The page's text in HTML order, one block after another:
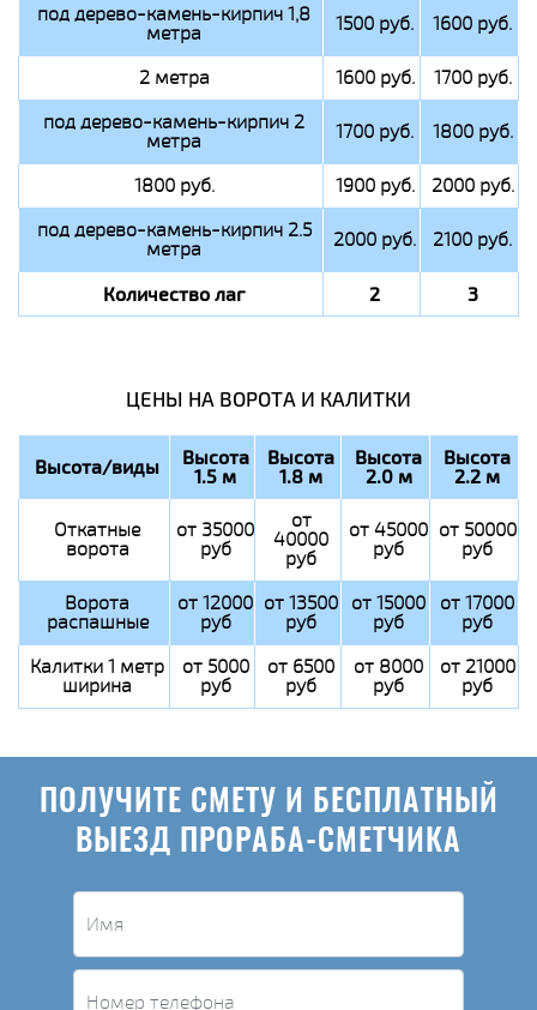
под дерево-камень-кирпич 1,8
метра 1500 руб. 1600 руб.
2 метра 1600 руб.
1700 руб.
под дерево-камень-кирпич 2
метра 1700 руб. 1800 руб.
1800 руб. 1900 руб.
2000 руб.
под дерево-камень-кирпич 2.5
метра 2000 руб. 2100 руб.
Количество лаг 2 3
ЦЕНЫ НА ВОРОТА И КАЛИТКИ
Высота/виды Высота
1.5 м
Высота
1.8 м
Высота
2.0 м
Высота
2.2 м
Откатные
ворота
от 35000
руб
от
40000
руб
от 45000
руб
от 50000
руб
Ворота
распашные
от 12000
руб
от 13500
руб
от 15000
руб
от 17000
руб
Калитки 1 метр
ширина
от 5000
руб
от 6500
руб
от 8000
руб
от 21000
руб
ПОЛУЧИТЕ СМЕТУ И БЕСПЛАТНЫЙ
ВЫЕЗД ПРОРАБА-СМЕТЧИКА